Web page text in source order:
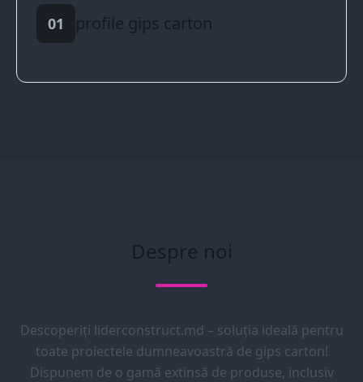
01 profile gips carton
Despre noi
Descoperiți liderconstruct.md – soluția ideală pentru
toate proiectele dumneavoastră de gips carton!
Dispunem de o gamă extinsă de produse, inclusiv